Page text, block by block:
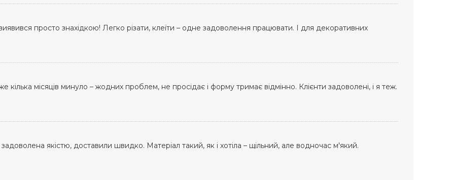
просто знахідкою! Легко різати, клеїти – одне задоволення працювати. І для декоративних
місяців минуло – жодних проблем, не просідає і форму тримає відмінно. Клієнти задоволені, і я теж.
якістю, доставили швидко. Матеріал такий, як і хотіла – щільний, але водночас м'який.